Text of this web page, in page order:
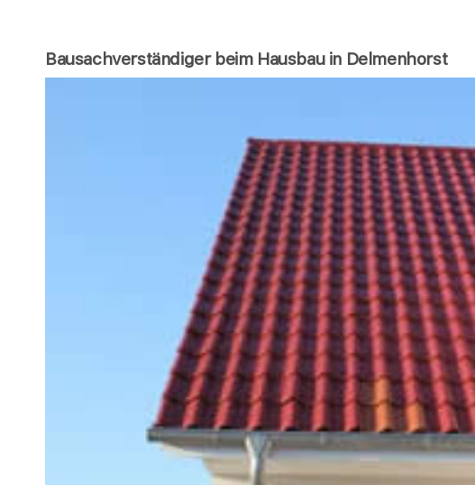
Bausachverständiger beim Hausbau in Delmenhorst